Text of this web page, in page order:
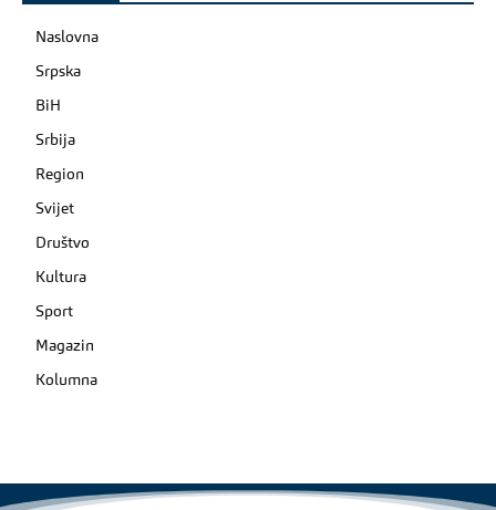
Naslovna
Srpska
BiH
Srbija
Region
Svijet
Društvo
Kultura
Sport
Magazin
Kolumna